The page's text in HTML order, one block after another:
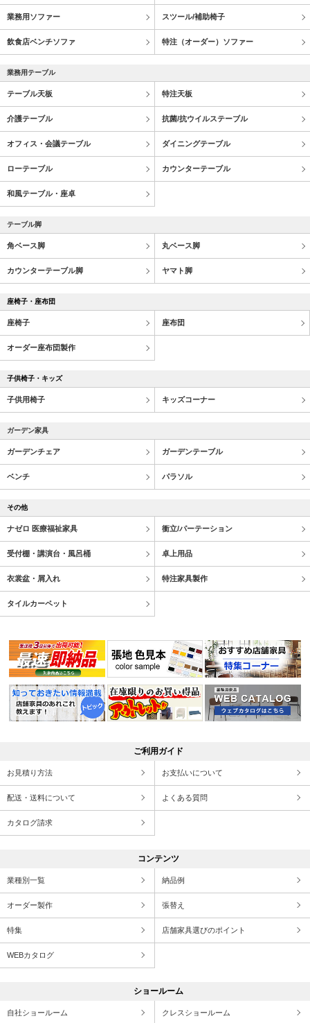
業務用ソファー スツール/補助椅子
飲食店ベンチソファ 特注（オーダー）ソファー
業務用テーブル
テーブル天板 特注天板
介護テーブル 抗菌/抗ウイルステーブル
オフィス・会議テーブル ダイニングテーブル
ローテーブル カウンターテーブル
和風テーブル・座卓
テーブル脚
角ベース脚 丸ベース脚
カウンターテーブル脚 ヤマト脚
座椅子・座布団
座椅子 座布団
オーダー座布団製作
子供椅子・キッズ
子供用椅子 キッズコーナー
ガーデン家具
ガーデンチェア ガーデンテーブル
ベンチ パラソル
その他
ナゼロ 医療福祉家具 衝立/パーテーション
受付棚・講演台・風呂桶 卓上用品
衣裳盆・屑入れ 特注家具製作
タイルカーペット
ご利用ガイド
お見積り方法 お支払いについて
配送・送料について よくある質問
カタログ請求
コンテンツ
業種別一覧 納品例
オーダー製作 張替え
特集 店舗家具選びのポイント
WEBカタログ
ショールーム
自社ショールーム クレスショールーム